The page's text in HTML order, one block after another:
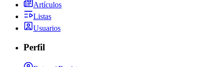
Artículos
Listas
Usuarios
Perfil